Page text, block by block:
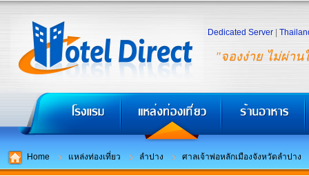
"จองง่าย ไม่ผ่าน
Dedicated Server
Home แหล่งท่องเที่ยว ลำปาง ศาลเจ้าพ่อหลักเมืองจังหวัดลำปาง